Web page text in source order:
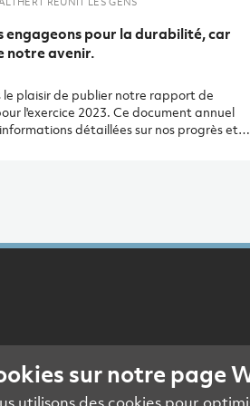
engageons pour la durabilité, car
notre avenir.
le plaisir de publier notre rapport de
l'exercice 2023. Ce document annuel
détaillées sur nos progrès et
évaluée et nos efforts visent à contribuer
sur notre page